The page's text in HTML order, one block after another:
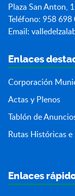
Plaza San Anton,
Teléfono: 958 698
Email:
Enlaces
Corporación
Actas y Plenos
Tablón de
Rutas Históricas
Enlaces